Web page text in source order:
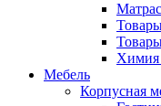
Химия
Мебель
Корпусная